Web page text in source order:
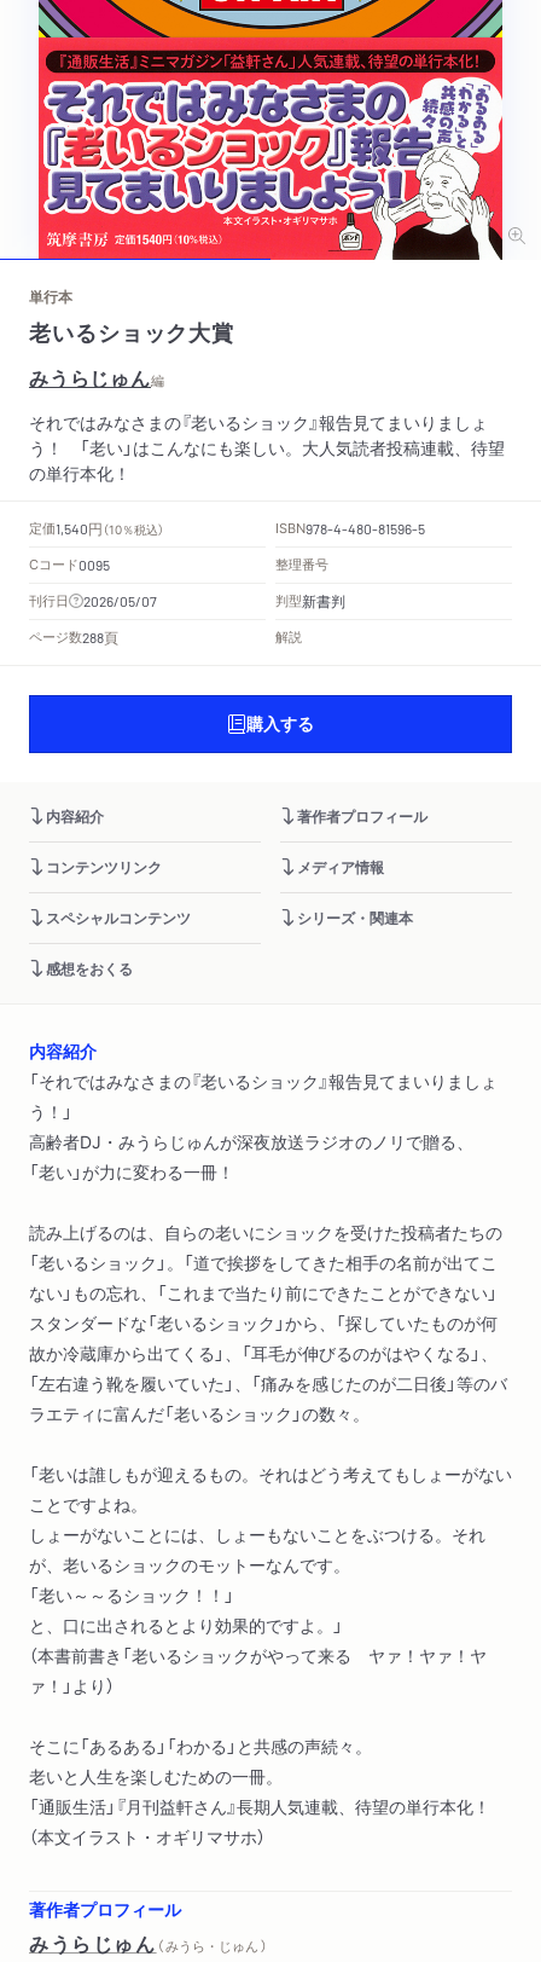
単行本
老いるショック大賞
みうらじゅん編
それではみなさまの『老いるショック』報告見てまいりましょ
う！ 「老い」はこんなにも楽しい。大人気読者投稿連載、待望
の単行本化！
定価1,540円 （10％税込） ISBN978-4-480-81596-5
Cコード0095
整理番号
刊行日
2026/05/07 判型新書判
ページ数288頁 解説
購入する
内容紹介 著作者プロフィール
コンテンツリンク メディア情報
スペシャルコンテンツ シリーズ・関連本
感想をおくる
内容紹介
「それではみなさまの『老いるショック』報告見てまいりましょ
う！」
高齢者DJ・みうらじゅんが深夜放送ラジオのノリで贈る、
「老い」が力に変わる一冊！
読み上げるのは、自らの老いにショックを受けた投稿者たちの
「老いるショック」。「道で挨拶をしてきた相手の名前が出てこ
ない」もの忘れ、「これまで当たり前にできたことができない」
スタンダードな「老いるショック」から、「探していたものが何
故か冷蔵庫から出てくる」、「耳毛が伸びるのがはやくなる」、
「左右違う靴を履いていた」、「痛みを感じたのが二日後」等のバ
ラエティに富んだ「老いるショック」の数々。
「老いは誰しもが迎えるもの。それはどう考えてもしょーがない
ことですよね。
しょーがないことには、しょーもないことをぶつける。それ
が、老いるショックのモットーなんです。
「老い～～るショック！！」
と、口に出されるとより効果的ですよ。」
（本書前書き「老いるショックがやって来る ヤァ！ヤァ！ヤ
ァ！」より）
そこに「あるある」「わかる」と共感の声続々。
老いと人生を楽しむための一冊。
「通販生活」『月刊益軒さん』長期人気連載、待望の単行本化！
（本文イラスト・オギリマサホ）
著作者プロフィール
みうらじゅん （ みうら・じゅん ）